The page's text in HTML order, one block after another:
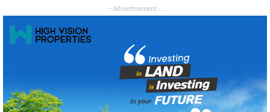
- Advertisement -